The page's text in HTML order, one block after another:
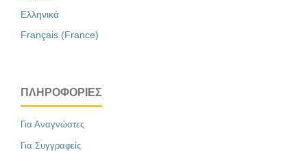
Ελληνικά
Français (France)
ΠΛΗΡΟΦΟΡΊΕΣ
Για Αναγνώστες
Για Συγγραφείς